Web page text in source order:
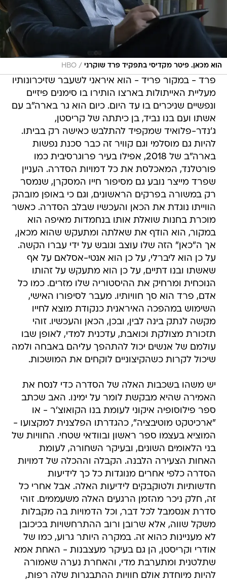
הוא מכאן. פיטר מקדיסי בתפקיד פרד שוקרני /
HBO
פרד - במקור פריד - הוא איראני לשעבר שזיכרונותיו
מעליית האייתולות בארצו הותירו בו סימנים פיזיים
ונפשיים שניכרים בו עד היום. כיום הוא גר בארה"ב עם
אשתו ועם בנו נביד, בן כיתתה של קריסטן,
ג'נדר-פלואיד שמקפיד להתלבש כאישה רק בביתו.
להיות גם מוסלמי וגם קוויר זה כבר סכנת נפשות
בארה"ב של 2018, אפילו בעיר פרוגרסיבית כמו
פורטלנד, המאכלסת את כל דמויות הסדרה. העניין
שפרד מייצר נובע גם מסיפור חייו המסקרן, שנמסר
רק במשורה בפרקים הראשונים, וגם כי באופן מובהק
הווייתו נוגדת את הכאן והעכשיו שבלב הסדרה. כאשר
מוכרת בחנות שואלת אותו בנחמדות מאיפה הוא
במקור, הוא הודף את שאלתה ומתעקש שהוא מכאן,
אך ה"כאן" הזה שלו עוצב וגובש על ידי עברו הקשה.
על כן הוא ליברלי, על כן הוא אנטי-אסלאם על אף
שאשתו ובנו דתיים, על כן הוא מתעקש על זהותו
הנוכחית ומרחיק את ההיסטוריה שלו מזרים. כמו כל
אדם, פרד הוא סך חוויותיו. מעבר לסיפורו האישי,
השימוש במהפכה האיראנית כנקודת מוצא לחייו
מקשה לנתק בינה לבין, ובכן, הכאן והעכשיו. זוהי
תזכורת מצולקת וכואבת, עדכנית למדי, לאופן שבו
עולמם של אנשים יכול להתהפך עליהם באבחה ולמה
שיכול לקרות כשהקיצוניים לוקחים את המושכות.
יש משהו בשכבות האלה של הסדרה כדי לנסח את
האמירה שהיא מבקשת לומר על ימינו. האב שכתב
ספר פילוסופיה איקוני לעומת בנו הקואוצ'ר - או
"ארכיטקט מוטיבציה", כהגדרתו הפלצנית למקצועו -
המוציא בעצמו ספר ראשון ובוודאי שטחי. החוויות של
בני הלאומים השונים, ובעיקר השחורה, לעומת
האחות הצעירה הלבנה. הקבלה וההכלה של דמויות
הסדרה כלפי אחרים מנוגדות כל כך לידיעות
חדשותיות ולטוקבקים לידיעות האלה. אבל אחרי כל
זה, חלק ניכר מהזמן הרגעים האלה משעממים. זוהי
סדרת אנסמבל לכל דבר, וכל הדמויות בה מקבלות
משקל שווה, אלא שרובן ורוב ההתרחשויות בכיכובן
לא מעניינות כהוא זה. במקרה היותר גרוע, כמו של
אודרי וקריסטן, הן גם בעיקר מעצבנות - האחת אמא
שתלטנית ומתערבת מדי, והאחרת נערה שאמורה
להיות מיוחדת אולם חוויות ההתבגרות שלה רפות,